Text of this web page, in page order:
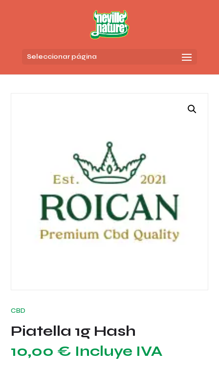
Seleccionar página
CBD
Piatella 1g Hash
10,00 € Incluye IVA